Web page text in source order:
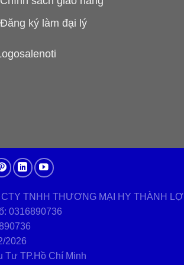
Đăng ký làm đại lý
TNHH THƯƠNG MẠI HY THÀNH LỢI
0316890736
2026
Tư TP.Hồ Chí Minh